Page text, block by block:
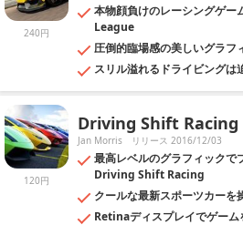
240円
本物顔負けのレーシングゲー
League
圧倒的臨場感の美しいグラフ
スリル溢れるドライビングは
120円
Driving Shift Racing
Jan Morris リリース 2016/12/03
最高レベルのグラフィックで
Driving Shift Racing
クールな最新スポーツカーを
Retinaディスプレイでゲーム